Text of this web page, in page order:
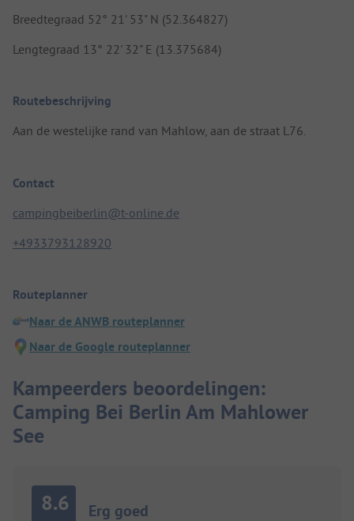
Breedtegraad 52° 21' 53" N (52.364827)
Lengtegraad 13° 22' 32" E (13.375684)
Routebeschrijving
Aan de westelijke rand van Mahlow, aan de straat L76.
Contact
campingbeiberlin@t-online.de
+4933793128920
Routeplanner
Naar de ANWB routeplanner
Naar de Google routeplanner
Kampeerders beoordelingen:
Camping Bei Berlin Am Mahlower
See
8.6 Erg goed